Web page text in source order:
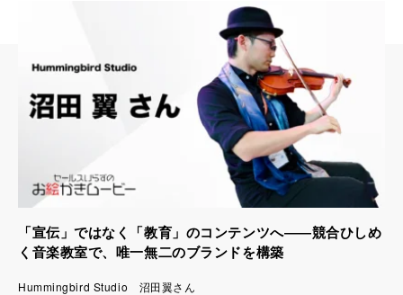
「宣伝」ではなく「教育」のコンテンツへ――競合ひしめ
く音楽教室で、唯一無二のブランドを構築
Hummingbird Studio 沼田翼さん